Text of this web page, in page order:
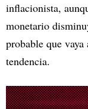
inflacionista,
monetario
probable que
tendencia.